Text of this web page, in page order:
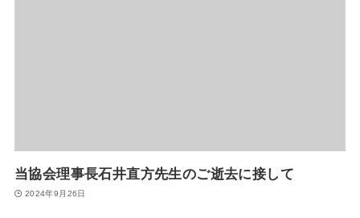
当協会理事長石井直方先生のご逝去に接して
2024年9月26日